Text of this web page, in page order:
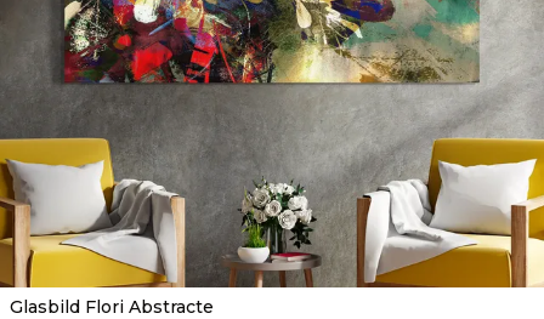
Glasbild Flori Abstracte